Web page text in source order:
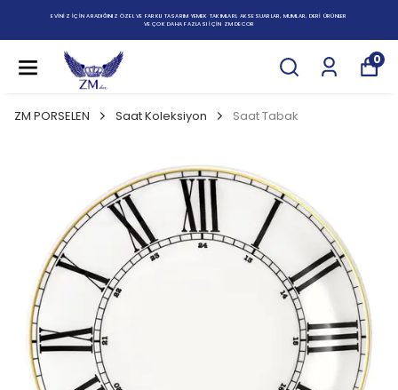
EVİNİZ İÇİN ARADIĞINIZ ÖZEL VE FARKLI TASARIM YEMEK TAKIMLARI, AKSESUARLAR, MUMLAR, DERİ ÜRÜNLER
VE ÇOK DAHA FAZLASI İÇİN ZM DECOR
0
ZM PORSELEN Saat Koleksiyon Saat Tabak